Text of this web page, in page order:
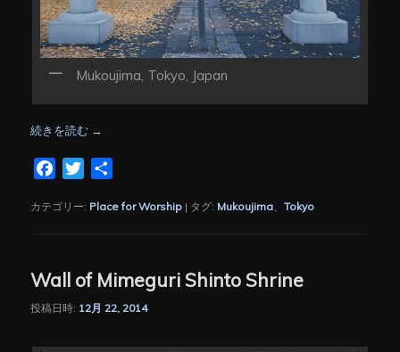
Mukoujima, Tokyo, Japan
続きを読む →
FacebookTwitter
カテゴリー: Place for Worship | タグ: Mukoujima、Tokyo
Wall of Mimeguri Shinto Shrine
投稿日時: 12月 22, 2014